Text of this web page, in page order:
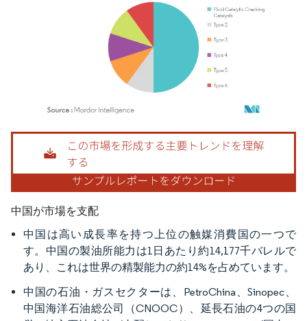
画像 © Mordor Intelligence。再利用にはCC BY 4.0の表示が必要です。
中国が市場を支配
中国は高い成長率を持つ上位の触媒消費国の一つで
す。中国の製油所能力は1日あたり約14,177千バレルで
あり、これは世界の精製能力の約14%を占めています。
中国の石油・ガスセクターは、PetroChina、Sinopec、
中国海洋石油総公司（CNOOC）、延長石油の4つの国